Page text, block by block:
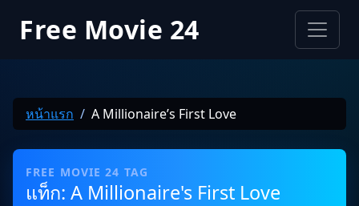
Free Movie 24
หน้าแรก A Millionaire’s First Love
FREE MOVIE 24 TAG
แท็ก: A Millionaire's First Love